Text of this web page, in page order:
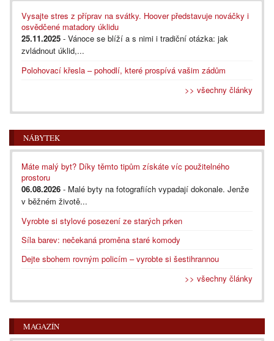
Vysajte stres z příprav na svátky. Hoover představuje nováčky i
osvědčené matadory úklidu
25.11.2025 - Vánoce se blíží a s nimi i tradiční otázka: jak
zvládnout úklid,...
Polohovací křesla – pohodlí, které prospívá vašim zádům
>> všechny články
NÁBYTEK
Máte malý byt? Díky těmto tipům získáte víc použitelného
prostoru
06.08.2026 - Malé byty na fotografiích vypadají dokonale. Jenže
v běžném životě...
Vyrobte si stylové posezení ze starých prken
Síla barev: nečekaná proměna staré komody
Dejte sbohem rovným policím – vyrobte si šestihrannou
>> všechny články
MAGAZÍN